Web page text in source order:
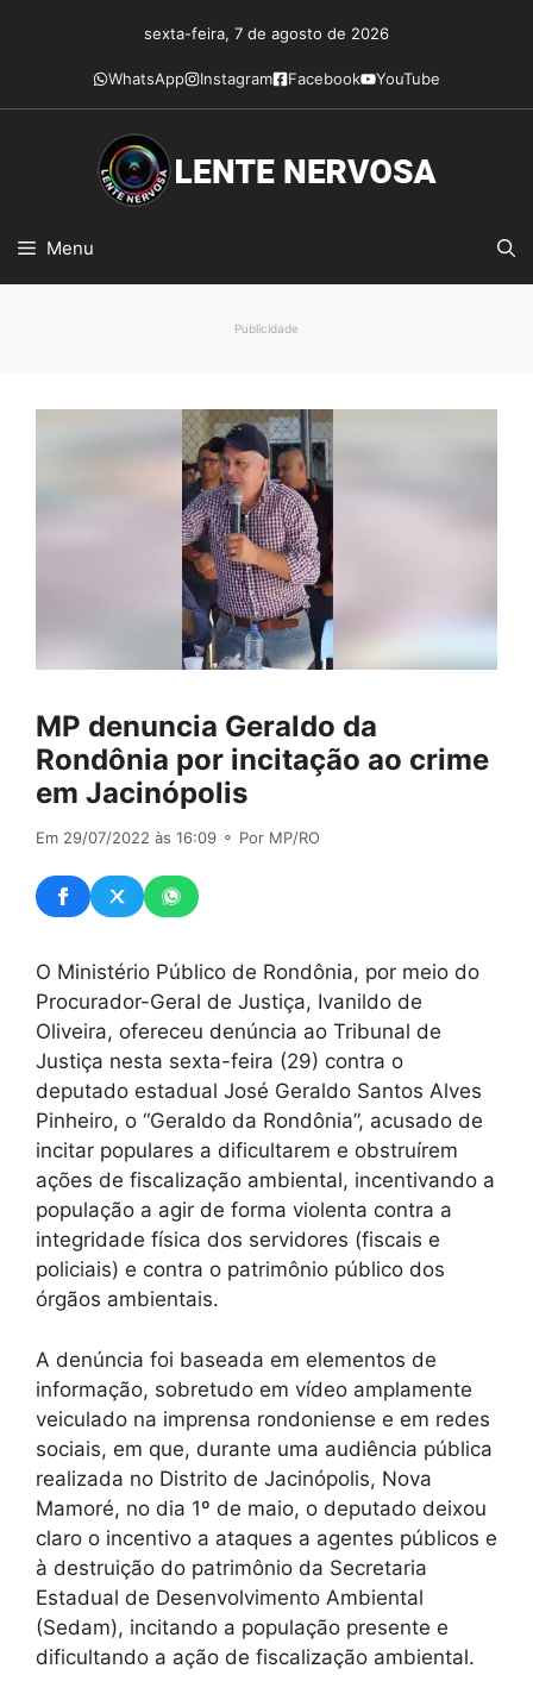
conteúdo
sexta-feira, 7 de agosto de 2026
WhatsApp Instagram Facebook YouTube
Menu
Publicidade
MP denuncia Geraldo da
Rondônia por incitação ao crime
em Jacinópolis
Em 29/07/2022 às 16:09 ⚬ Por MP/RO
O Ministério Público de Rondônia, por meio do
Procurador-Geral de Justiça, Ivanildo de
Oliveira, ofereceu denúncia ao Tribunal de
Justiça nesta sexta-feira (29) contra o
deputado estadual José Geraldo Santos Alves
Pinheiro, o “Geraldo da Rondônia”, acusado de
incitar populares a dificultarem e obstruírem
ações de fiscalização ambiental, incentivando a
população a agir de forma violenta contra a
integridade física dos servidores (fiscais e
policiais) e contra o patrimônio público dos
órgãos ambientais.
A denúncia foi baseada em elementos de
informação, sobretudo em vídeo amplamente
veiculado na imprensa rondoniense e em redes
sociais, em que, durante uma audiência pública
realizada no Distrito de Jacinópolis, Nova
Mamoré, no dia 1º de maio, o deputado deixou
claro o incentivo a ataques a agentes públicos e
à destruição do patrimônio da Secretaria
Estadual de Desenvolvimento Ambiental
(Sedam), incitando a população presente e
dificultando a ação de fiscalização ambiental.